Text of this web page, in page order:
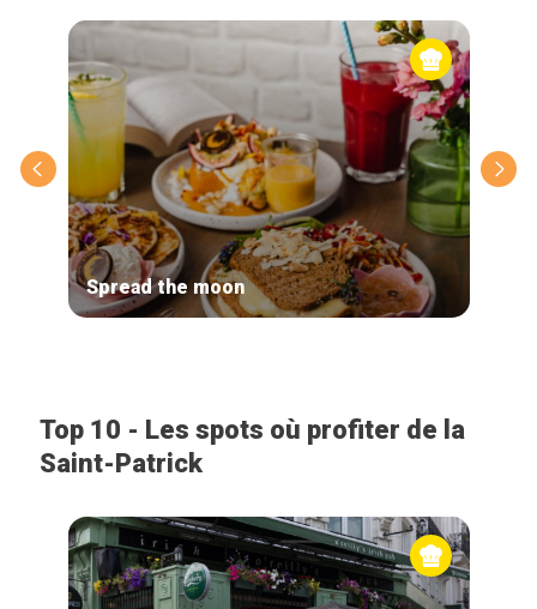
Spread the moon
Top 10 - Les spots où profiter de la
Saint-Patrick